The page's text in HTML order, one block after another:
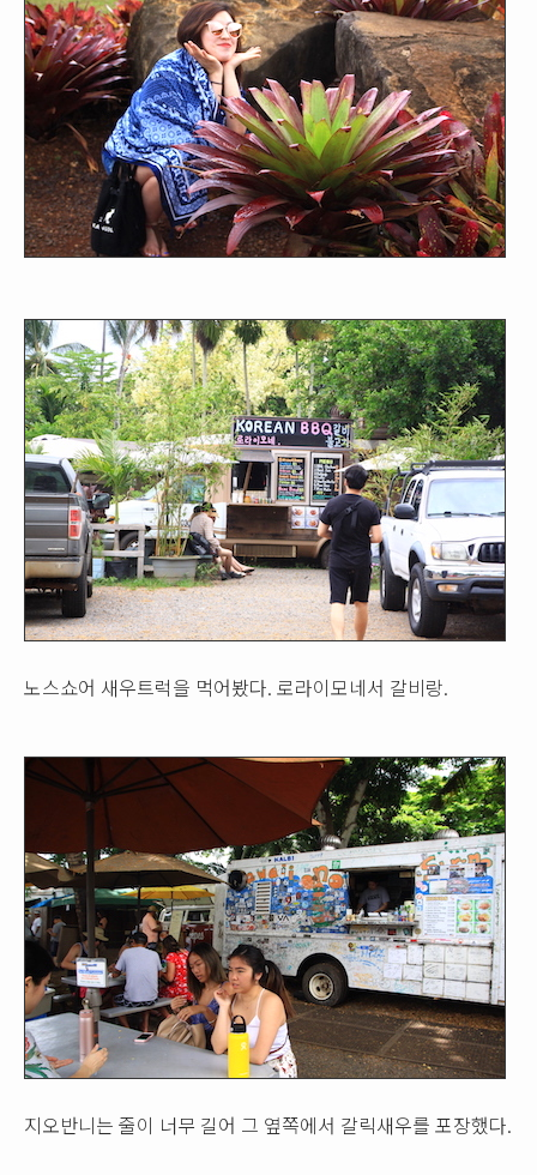
노스쇼어 새우트럭을 먹어봤다. 로라이모네서 갈비랑.
지오반니는 줄이 너무 길어 그 옆쪽에서 갈릭새우를 포장했다.